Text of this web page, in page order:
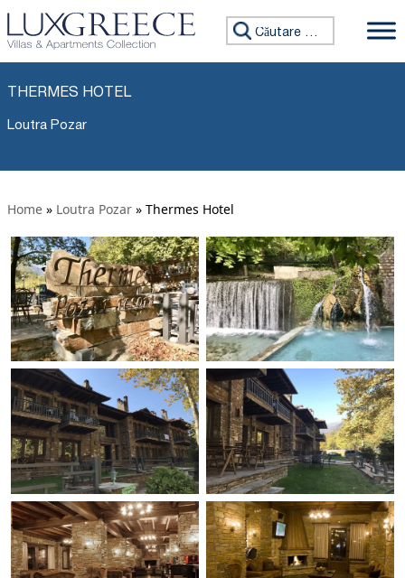
Caută:
THERMES HOTEL
Loutra Pozar
Home » Loutra Pozar » Thermes Hotel